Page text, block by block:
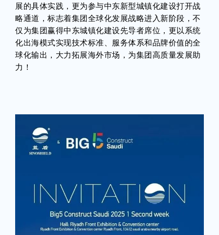
展的具体实践，更为参与中东新型城镇化建设打开战
略通道，标志着集团全球化发展战略进入新阶段，不
仅为集团赢得中东城镇化建设先导者席位，更以系统
化出海模式实现技术标准、服务体系和品牌价值的全
球化输出，大力拓展海外市场，为集团高质量发展助
力！